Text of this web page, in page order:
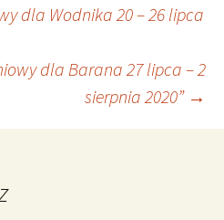
dla Wodnika 20 – 26 lipca
dla Barana 27 lipca – 2
sierpnia 2020” →